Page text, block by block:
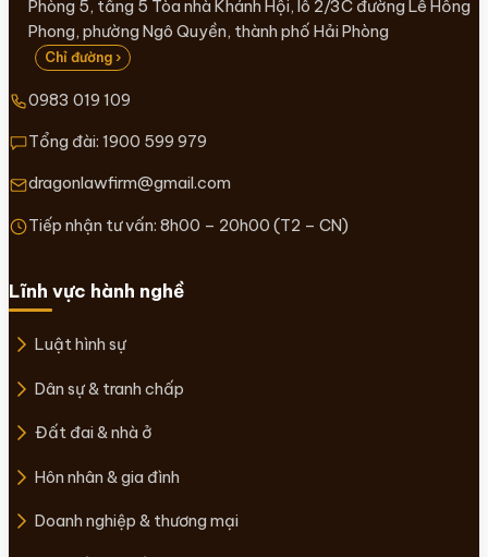
Phòng 5, tầng 5 Tòa nhà Khánh Hội, lô 2/3C đường Lê Hồng
Phong, phường Ngô Quyền, thành phố Hải Phòng
Chỉ đường ›
0983 019 109
Tổng đài: 1900 599 979
dragonlawfirm@gmail.com
Tiếp nhận tư vấn: 8h00 – 20h00 (T2 – CN)
Lĩnh vực hành nghề
Luật hình sự
Dân sự & tranh chấp
Đất đai & nhà ở
Hôn nhân & gia đình
Doanh nghiệp & thương mại